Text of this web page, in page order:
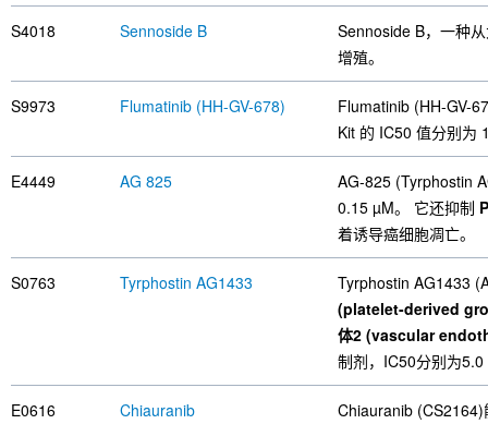
S4018 Sennoside B
Sennoside B，一种
增殖。
S9973 Flumatinib (HH-GV-678)
Flumatinib (HH-GV-
Kit 的 IC50 值分别为
E4449 AG 825
AG-825 (Tyrphostin
0.15 µM。 它还抑制
着诱导癌细胞凋亡。
S0763 Tyrphostin AG1433
Tyrphostin AG1433
(platelet-derived
体2 (vascular
制剂，IC50分别为
E0616 Chiauranib
Chiauranib